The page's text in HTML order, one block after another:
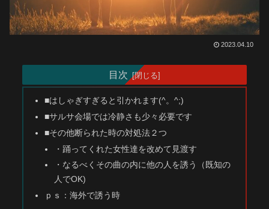
2023.04.10
目次
■はしゃぎすぎると引かれます(^。^;)
■サルサ会場では冷静さも少々必要です
■その他断られた時の対処法２つ
・踊ってくれた女性達を改めて見渡す
・なるべくその曲の内に他の人を誘う（既知の
人でOK)
ｐｓ：海外で誘う時